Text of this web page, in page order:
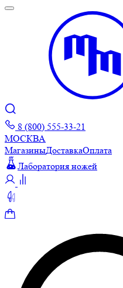
8 (800) 555-33-21
МОСКВА
МагазиныДоставкаОплата
Лаборатория ножей